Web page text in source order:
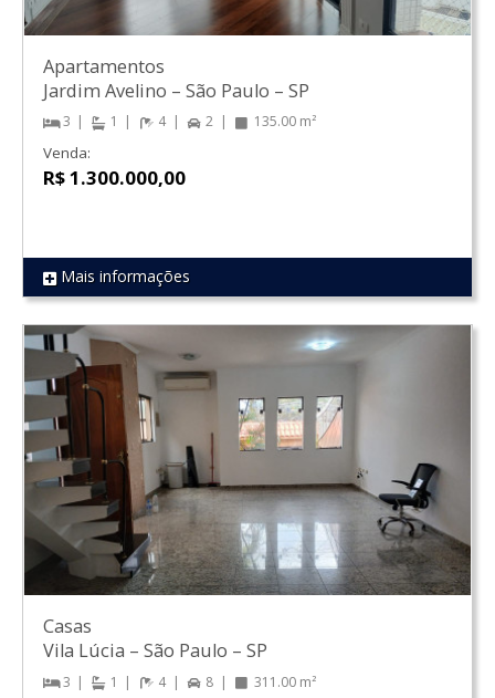
REF 1829
Apartamentos
Jardim Avelino – São Paulo – SP
3 1 4 2 135.00 m²
Venda:
R$ 1.300.000,00
Mais informações
Casas
Vila Lúcia – São Paulo – SP
3 1 4 8 311.00 m²